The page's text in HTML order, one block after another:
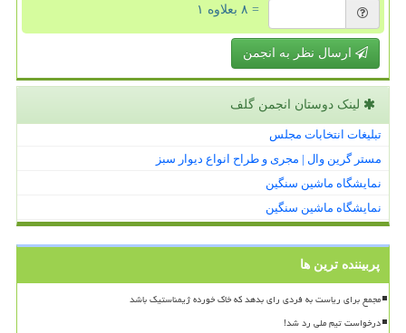
= ۸ بعلاوه ۱
ارسال نظر به انجمن
لینک دوستان انجمن گلف
تبلیغات انتخابات مجلس
مستر گرین وال | مجری و طراح انواع دیوار سبز
نمایشگاه ماشین سنگین
نمایشگاه ماشین سنگین
پربیننده ترین ها
مجمع برای ریاست به فردی رای بدهد که خاک خورده ژیمناستیک باشد
درخواست تیم ملی رد شد!